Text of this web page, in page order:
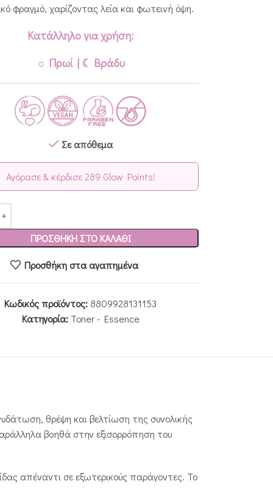
φραγμό, χαρίζοντας λεία και φωτεινή όψη.
Κατάλληλο για χρήση:
☼ Πρωί | ☾ Βράδυ
Σε απόθεμα
Αγόρασε & κέρδισε 289 Glow Points!
ΠΡΟΣΘΉΚΗ ΣΤΟ ΚΑΛΆΘΙ
Προσθήκη στα αγαπημένα
Κωδικός προϊόντος: 8809928131153
Κατηγορία: Toner - Essence
θρέψη και βελτίωση της συνολικής
βοηθά στην εξισορρόπηση του
απέναντι σε εξωτερικούς παράγοντες. Το